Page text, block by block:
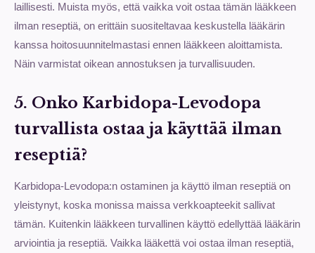
laillisesti. Muista myös, että vaikka voit ostaa tämän lääkkeen
ilman reseptiä, on erittäin suositeltavaa keskustella lääkärin
kanssa hoitosuunnitelmastasi ennen lääkkeen aloittamista.
Näin varmistat oikean annostuksen ja turvallisuuden.
5. Onko Karbidopa-Levodopa
turvallista ostaa ja käyttää ilman
reseptiä?
Karbidopa-Levodopa:n ostaminen ja käyttö ilman reseptiä on
yleistynyt, koska monissa maissa verkkoapteekit sallivat
tämän. Kuitenkin lääkkeen turvallinen käyttö edellyttää lääkärin
arviointia ja reseptiä. Vaikka lääkettä voi ostaa ilman reseptiä,